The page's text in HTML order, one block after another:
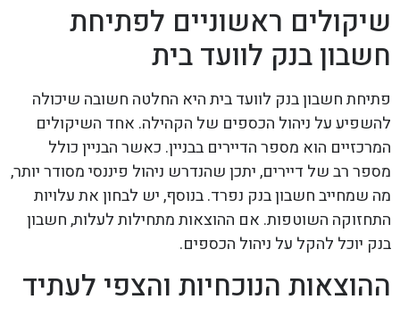
שיקולים ראשוניים לפתיחת
חשבון בנק לוועד בית
פתיחת חשבון בנק לוועד בית היא החלטה חשובה שיכולה
להשפיע על ניהול הכספים של הקהילה. אחד השיקולים
המרכזיים הוא מספר הדיירים בבניין. כאשר הבניין כולל
מספר רב של דיירים, יתכן שהנדרש ניהול פיננסי מסודר יותר,
מה שמחייב חשבון בנק נפרד. בנוסף, יש לבחון את עלויות
התחזוקה השוטפות. אם ההוצאות מתחילות לעלות, חשבון
בנק יוכל להקל על ניהול הכספים.
ההוצאות הנוכחיות והצפי לעתיד